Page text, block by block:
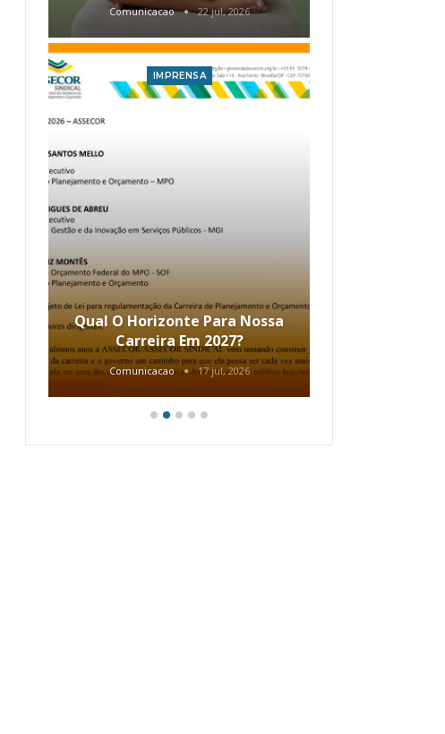
Comunicacao 22 jul, 2026
IMPRENSA
Qual O Horizonte Para Nossa
Carreira Em 2027?
Comunicacao 17 jul, 2026